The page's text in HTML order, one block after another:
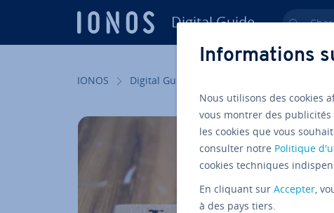
Digital Guide
IONOS Digital Guide
Informations
Nous utilisons des cookies
vous montrer des
les cookies que vous
consulter notre Politique
cookies techniques
En cliquant sur Accepter,
à des pays tiers.